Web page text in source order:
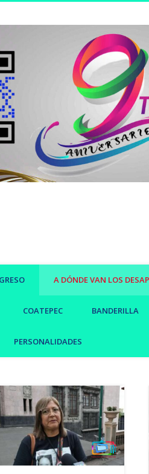
joven.
A DÓNDE VAN LOS
COATEPEC BANDERILLA
PERSONALIDADES